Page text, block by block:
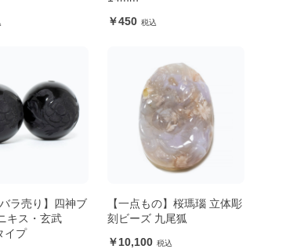
450
バラ売り】四神ブ
キス・玄武
イプ
【一点もの】桜瑪瑙 立体彫
刻ビーズ 九尾狐
10,100